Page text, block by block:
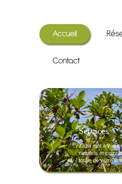
Services
Zaza met à votre
naturels et
totale de votre